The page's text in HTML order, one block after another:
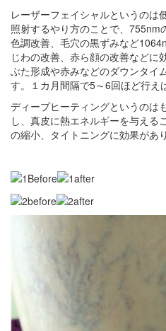
レーザーフェイシャルというのは
照射するやり方のことで、755nm
色調改善、毛穴の黒ずみなど
じわの改善、赤ら顔の改善などに
ぶた形成や赤みなどのダウンタイ
す。１カ月間隔で5～6回ほど行え
ディープヒーティングというのは
し、真皮に熱エネルギーを与える
の縮小、タイトニングに効果があり